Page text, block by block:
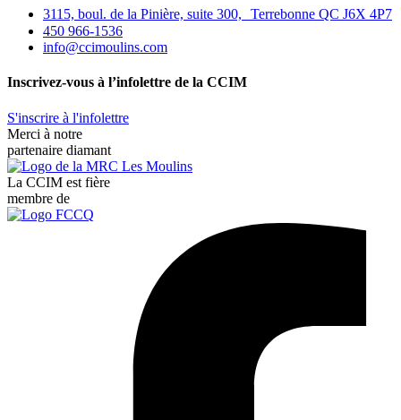
3115, boul. de la Pinière, suite 300, Terrebonne QC J6X 4P7
450 966-1536
info@ccimoulins.com
Inscrivez-vous à l’infolettre de la CCIM
S'inscrire à l'infolettre
Merci à notre
partenaire diamant
La CCIM est fière
membre de